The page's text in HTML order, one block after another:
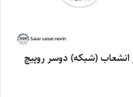
انشعاب (شبکه) دوسر روپیچ